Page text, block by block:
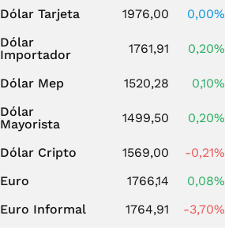
Dólar Tarjeta
1976,00
0,00%
Dólar
Importador
1761,91 0,20%
Dólar Mep 1520,28
0,10%
Dólar
Mayorista
1499,50 0,20%
Dólar Cripto 1569,00
-0,21%
Euro
1766,14
0,08%
Euro Informal
1764,91 -3,70%